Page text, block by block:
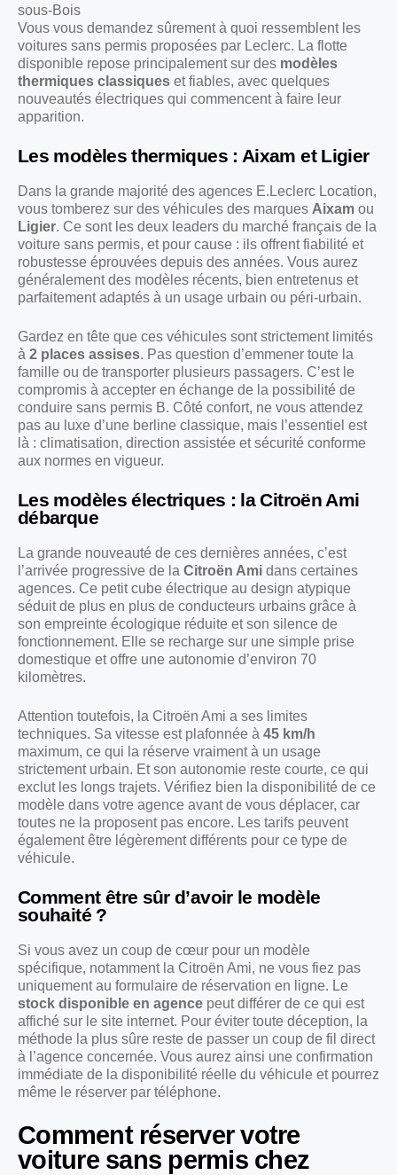
sous-Bois
Vous vous demandez sûrement à quoi ressemblent les
voitures sans permis proposées par Leclerc. La flotte
disponible repose principalement sur des modèles
thermiques classiques et fiables, avec quelques
nouveautés électriques qui commencent à faire leur
apparition.
Les modèles thermiques : Aixam et Ligier
Dans la grande majorité des agences E.Leclerc Location,
vous tomberez sur des véhicules des marques Aixam ou
Ligier. Ce sont les deux leaders du marché français de la
voiture sans permis, et pour cause : ils offrent fiabilité et
robustesse éprouvées depuis des années. Vous aurez
généralement des modèles récents, bien entretenus et
parfaitement adaptés à un usage urbain ou péri-urbain.
Gardez en tête que ces véhicules sont strictement limités
à 2 places assises. Pas question d’emmener toute la
famille ou de transporter plusieurs passagers. C’est le
compromis à accepter en échange de la possibilité de
conduire sans permis B. Côté confort, ne vous attendez
pas au luxe d’une berline classique, mais l’essentiel est
là : climatisation, direction assistée et sécurité conforme
aux normes en vigueur.
Les modèles électriques : la Citroën Ami
débarque
La grande nouveauté de ces dernières années, c’est
l’arrivée progressive de la Citroën Ami dans certaines
agences. Ce petit cube électrique au design atypique
séduit de plus en plus de conducteurs urbains grâce à
son empreinte écologique réduite et son silence de
fonctionnement. Elle se recharge sur une simple prise
domestique et offre une autonomie d’environ 70
kilomètres.
Attention toutefois, la Citroën Ami a ses limites
techniques. Sa vitesse est plafonnée à 45 km/h
maximum, ce qui la réserve vraiment à un usage
strictement urbain. Et son autonomie reste courte, ce qui
exclut les longs trajets. Vérifiez bien la disponibilité de ce
modèle dans votre agence avant de vous déplacer, car
toutes ne la proposent pas encore. Les tarifs peuvent
également être légèrement différents pour ce type de
véhicule.
Comment être sûr d’avoir le modèle
souhaité ?
Si vous avez un coup de cœur pour un modèle
spécifique, notamment la Citroën Ami, ne vous fiez pas
uniquement au formulaire de réservation en ligne. Le
stock disponible en agence peut différer de ce qui est
affiché sur le site internet. Pour éviter toute déception, la
méthode la plus sûre reste de passer un coup de fil direct
à l’agence concernée. Vous aurez ainsi une confirmation
immédiate de la disponibilité réelle du véhicule et pourrez
même le réserver par téléphone.
Comment réserver votre
voiture sans permis chez